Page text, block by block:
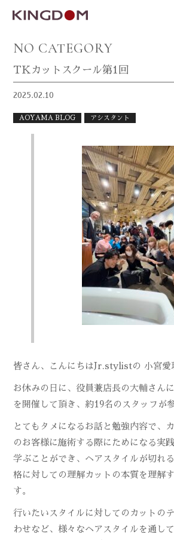
NO CATEGORY
TKカットスクール第1回
2025.02.10
AOYAMA BLOG アシスタント
皆さん、こんにちはJr.stylistの 小宮愛
お休みの日に、役員兼店長の大輔さん
を開催して頂き、約19名のスタッフが
とてもタメになるお話と勉強内容で、
のお客様に施術する際にためになる実
学ぶことができ、ヘアスタイルが切れ
格に対しての理解カットの本質を理解
す。
行いたいスタイルに対してのカットの
わせなど、様々なヘアスタイルを通し